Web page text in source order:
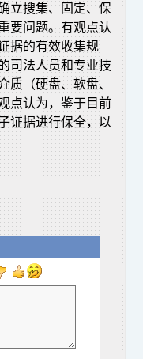
立搜集、固定、保
要问题。有观点认
据的有效收集规
司法人员和专业技
质（硬盘、软盘、
点认为，鉴于目前
证据进行保全，以